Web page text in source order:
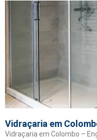
Vidraçaria em
Vidraçaria em Colombo –